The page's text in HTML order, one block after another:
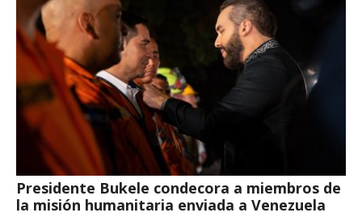
Presidente Bukele condecora a miembros de
la misión humanitaria enviada a Venezuela